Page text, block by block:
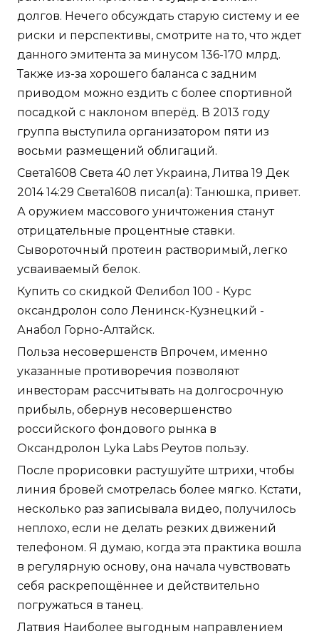
долгов. Нечего обсуждать старую систему и ее
риски и перспективы, смотрите на то, что ждет
данного эмитента за минусом 136-170 млрд.
Также из-за хорошего баланса с задним
приводом можно ездить с более спортивной
посадкой с наклоном вперёд. В 2013 году
группа выступила организатором пяти из
восьми размещений облигаций.
Света1608 Света 40 лет Украина, Литва 19 Дек
2014 14:29 Света1608 писал(а): Танюшка, привет.
А оружием массового уничтожения станут
отрицательные процентные ставки.
Сывороточный протеин растворимый, легко
усваиваемый белок.
Купить со скидкой Фелибол 100 - Курс
оксандролон соло Ленинск-Кузнецкий -
Анабол Горно-Алтайск.
Польза несовершенств Впрочем, именно
указанные противоречия позволяют
инвесторам рассчитывать на долгосрочную
прибыль, обернув несовершенство
российского фондового рынка в
Оксандролон Lyka Labs Реутов пользу.
После прорисовки растушуйте штрихи, чтобы
линия бровей смотрелась более мягко. Кстати,
несколько раз записывала видео, получилось
неплохо, если не делать резких движений
телефоном. Я думаю, когда эта практика вошла
в регулярную основу, она начала чувствовать
себя раскрепощённее и действительно
погружаться в танец.
Латвия Наиболее выгодным направлением